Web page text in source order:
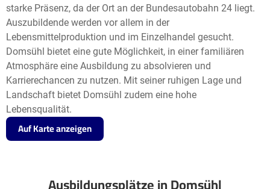
starke Präsenz, da der Ort an der Bundesautobahn 24 liegt.
Auszubildende werden vor allem in der
Lebensmittelproduktion und im Einzelhandel gesucht.
Domsühl bietet eine gute Möglichkeit, in einer familiären
Atmosphäre eine Ausbildung zu absolvieren und
Karrierechancen zu nutzen. Mit seiner ruhigen Lage und
Landschaft bietet Domsühl zudem eine hohe
Lebensqualität.
Auf Karte anzeigen